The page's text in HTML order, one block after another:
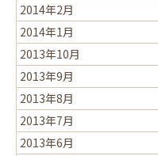
2014年2月
2014年1月
2013年10月
2013年9月
2013年8月
2013年7月
2013年6月